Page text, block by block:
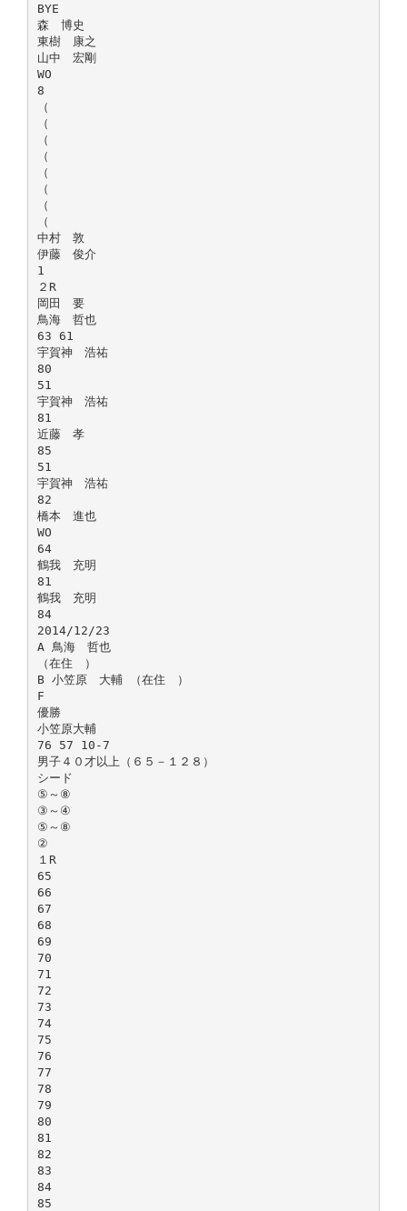
BYE
森 博史
東樹 康之
山中 宏剛
WO
8
（
（
（
（
（
（
（
（
中村 敦
伊藤 俊介
1
２R
岡田 要
鳥海 哲也
63 61
宇賀神 浩祐
80
51
宇賀神 浩祐
81
近藤 孝
85
51
宇賀神 浩祐
82
橋本 進也
WO
64
鶴我 充明
81
鶴我 充明
84
2014/12/23
A 鳥海 哲也
（在住 ）
B 小笠原 大輔 （在住 ）
F
優勝
小笠原大輔
76 57 10-7
男子４０才以上（６５－１２８）
シード
⑤～⑧
③～④
⑤～⑧
②
１R
65
66
67
68
69
70
71
72
73
74
75
76
77
78
79
80
81
82
83
84
85